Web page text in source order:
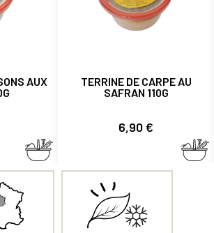
AUX
TERRINE DE CARPE AU
SAFRAN 110G
Prix
6,90 €